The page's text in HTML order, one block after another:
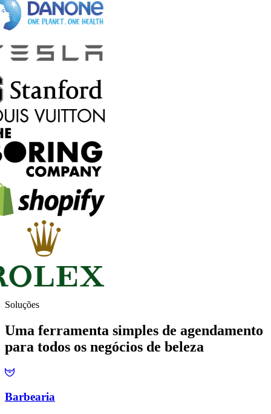
Soluções
Uma ferramenta simples de agendamento
para todos os negócios de beleza
Barbearia